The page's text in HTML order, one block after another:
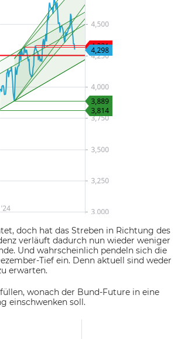
doch hat das Streben in Richtung des
verläuft dadurch nun wieder weniger
Und wahrscheinlich pendeln sich die
Tief ein. Denn aktuell sind weder
erwarten.
wonach der Bund-Future in eine
einschwenken soll.